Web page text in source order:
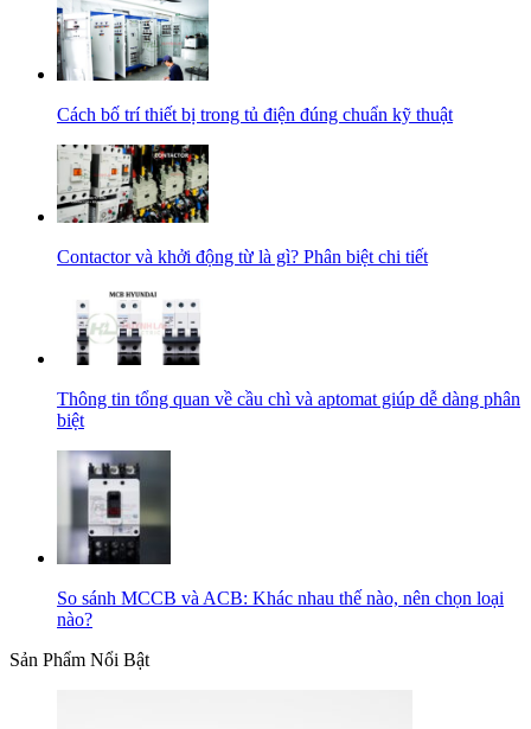
Cách bố trí thiết bị trong tủ điện đúng chuẩn kỹ thuật
Contactor và khởi động từ là gì? Phân biệt chi tiết
Thông tin tổng quan về cầu chì và aptomat giúp dễ dàng phân
biệt
So sánh MCCB và ACB: Khác nhau thế nào, nên chọn loại
nào?
Sản Phẩm Nổi Bật